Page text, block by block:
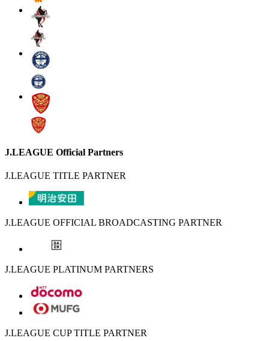
J.LEAGUE Official Partners
J.LEAGUE TITLE PARTNER
J.LEAGUE OFFICIAL BROADCASTING PARTNER
J.LEAGUE PLATINUM PARTNERS
J.LEAGUE CUP TITLE PARTNER